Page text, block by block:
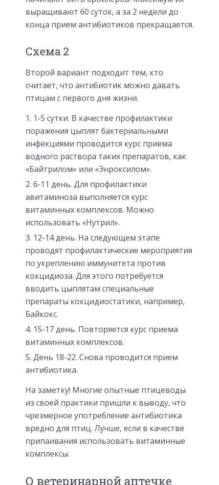
выращивают 60 суток, а за 2 недели до
конца прием антибиотиков прекращается.
Схема 2
Второй вариант подходит тем, кто
считает, что антибиотик можно давать
птицам с первого дня жизни.
1-5 сутки. В качестве профилактики
поражения цыплят бактериальными
инфекциями проводится курс приема
водного раствора таких препаратов, как
«Байтрилом» или «Энроксилом».
6-11 день. Для профилактики
авитаминоза выполняется курс
витаминных комплексов. Можно
использовать «Нутрил».
12-14 день. На следующем этапе
проводят профилактические мероприятия
по укреплению иммунитета против
кокцидиоза. Для этого потребуется
вводить цыплятам специальные
препараты кокцидиостатики, например,
Байкокс.
15-17 день. Повторяется курс приема
витаминных комплексов.
День 18-22. Снова проводится прием
антибиотика.
На заметку! Многие опытные птицеводы
из своей практики пришли к выводу, что
чрезмерное употребление антибиотика
вредно для птиц. Лучше, если в качестве
припаивания использовать витаминные
комплексы.
О ветеринарной аптечке